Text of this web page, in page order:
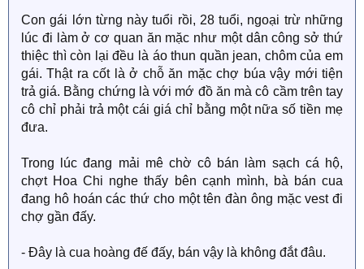
Con gái lớn từng này tuổi rồi, 28 tuổi, ngoại trừ những
lúc đi làm ở cơ quan ăn mặc như một dân công sở thứ
thiệc thì còn lại đều là áo thun quần jean, chôm của em
gái. Thật ra cốt là ở chỗ ăn mặc chợ búa vậy mới tiện
trả giá. Bằng chứng là với mớ đồ ăn mà cô cầm trên tay
cô chỉ phải trả một cái giá chỉ bằng một nữa số tiền mẹ
đưa.
Trong lúc đang mải mê chờ cô bán làm sạch cá hộ,
chợt Hoa Chi nghe thấy bên cạnh mình, bà bán cua
đang hô hoán các thứ cho một tên đàn ông mặc vest đi
chợ gần đấy.
- Đây là cua hoàng đế đấy, bán vậy là không đắt đâu.